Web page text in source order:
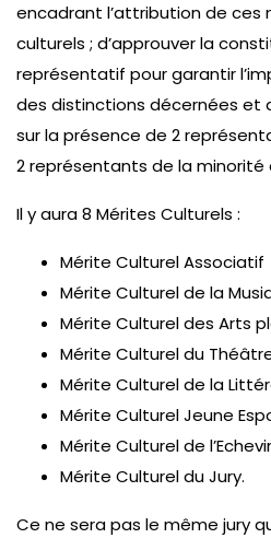
encadrant l’attribution de ces
culturels ; d’approuver la
représentatif pour garantir
des distinctions décernées et
sur la présence de 2
2 représentants de la minorité
Il y aura 8 Mérites Culturels :
Mérite Culturel Associatif
Mérite Culturel de la
Mérite Culturel des Arts
Mérite Culturel du
Mérite Culturel de la
Mérite Culturel Jeune
Mérite Culturel de
Mérite Culturel du Jury.
Ce ne sera pas le même jury